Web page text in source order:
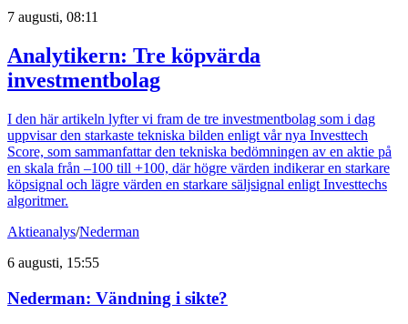
7 augusti, 08:11
Analytikern: Tre köpvärda
investmentbolag
I den här artikeln lyfter vi fram de tre investmentbolag som i dag
uppvisar den starkaste tekniska bilden enligt vår nya Investtech
Score, som sammanfattar den tekniska bedömningen av en aktie på
en skala från –100 till +100, där högre värden indikerar en starkare
köpsignal och lägre värden en starkare säljsignal enligt Investtechs
algoritmer.
Aktieanalys/Nederman
6 augusti, 15:55
Nederman: Vändning i sikte?